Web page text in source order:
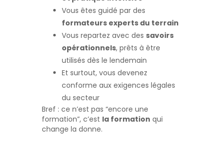
Vous êtes guidé par des
formateurs experts du terrain
Vous repartez avec des savoirs
opérationnels, prêts à être
utilisés dès le lendemain
Et surtout, vous devenez
conforme aux exigences légales
du secteur
Bref : ce n’est pas “encore une
formation”, c’est la formation qui
change la donne.